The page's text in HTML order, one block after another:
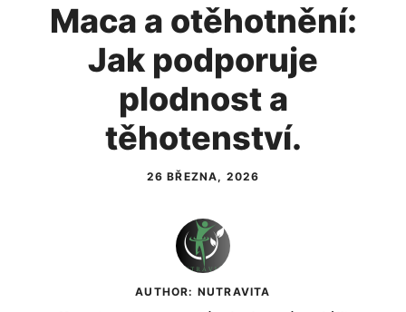
Maca a otěhotnění:
Jak podporuje
plodnost a
těhotenství.
26 BŘEZNA, 2026
AUTHOR: NUTRAVITA